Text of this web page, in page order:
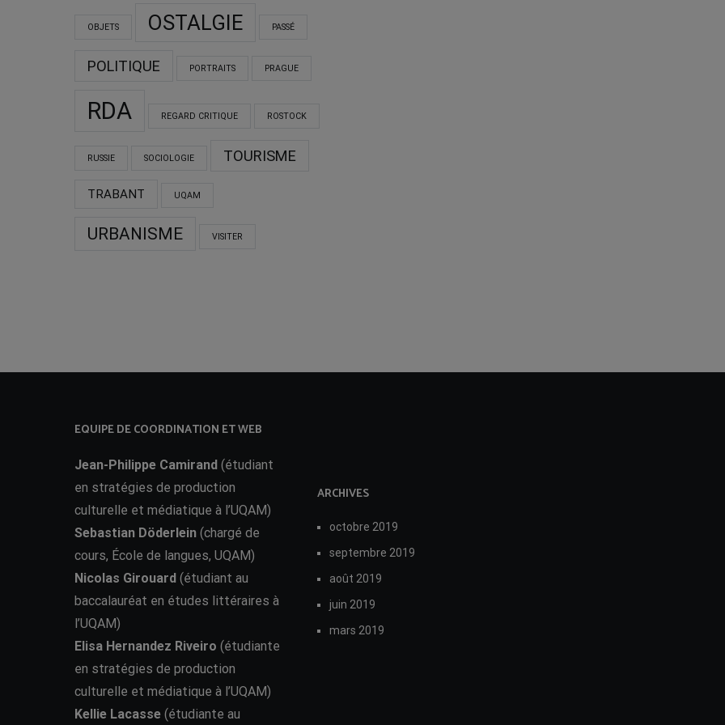
OBJETS OSTALGIE PASSÉ
POLITIQUE PORTRAITS PRAGUE
RDA REGARD CRITIQUE ROSTOCK
RUSSIE SOCIOLOGIE TOURISME
TRABANT UQAM
URBANISME VISITER
EQUIPE DE COORDINATION ET WEB
Jean-Philippe Camirand (étudiant
en stratégies de production
culturelle et médiatique à l’UQAM)
Sebastian Döderlein (chargé de
cours, École de langues, UQAM)
Nicolas Girouard (étudiant au
baccalauréat en études littéraires à
l’UQAM)
Elisa Hernandez Riveiro (étudiante
en stratégies de production
culturelle et médiatique à l’UQAM)
Kellie Lacasse (étudiante au
ARCHIVES
octobre 2019
septembre 2019
août 2019
juin 2019
mars 2019